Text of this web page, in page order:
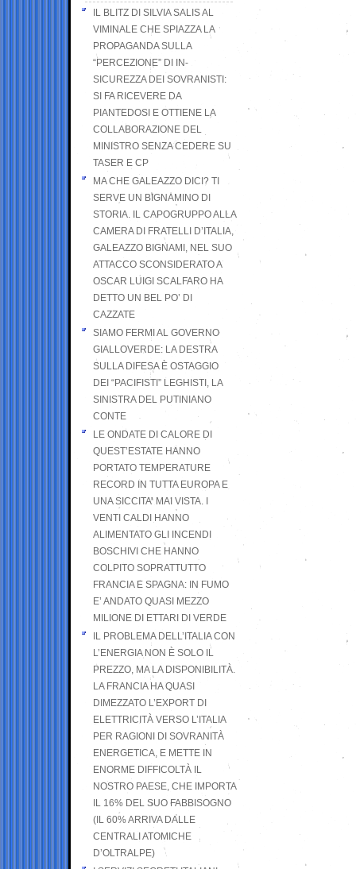
IL BLITZ DI SILVIA SALIS AL
VIMINALE CHE SPIAZZA LA
PROPAGANDA SULLA
“PERCEZIONE” DI IN-
SICUREZZA DEI SOVRANISTI:
SI FA RICEVERE DA
PIANTEDOSI E OTTIENE LA
COLLABORAZIONE DEL
MINISTRO SENZA CEDERE SU
TASER E CP
MA CHE GALEAZZO DICI? TI
SERVE UN BIGNAMINO DI
STORIA. IL CAPOGRUPPO ALLA
CAMERA DI FRATELLI D’ITALIA,
GALEAZZO BIGNAMI, NEL SUO
ATTACCO SCONSIDERATO A
OSCAR LUIGI SCALFARO HA
DETTO UN BEL PO’ DI
CAZZATE
SIAMO FERMI AL GOVERNO
GIALLOVERDE: LA DESTRA
SULLA DIFESA È OSTAGGIO
DEI “PACIFISTI” LEGHISTI, LA
SINISTRA DEL PUTINIANO
CONTE
LE ONDATE DI CALORE DI
QUEST’ESTATE HANNO
PORTATO TEMPERATURE
RECORD IN TUTTA EUROPA E
UNA SICCITA’ MAI VISTA. I
VENTI CALDI HANNO
ALIMENTATO GLI INCENDI
BOSCHIVI CHE HANNO
COLPITO SOPRATTUTTO
FRANCIA E SPAGNA: IN FUMO
E’ ANDATO QUASI MEZZO
MILIONE DI ETTARI DI VERDE
IL PROBLEMA DELL’ITALIA CON
L’ENERGIA NON È SOLO IL
PREZZO, MA LA DISPONIBILITÀ.
LA FRANCIA HA QUASI
DIMEZZATO L’EXPORT DI
ELETTRICITÀ VERSO L’ITALIA
PER RAGIONI DI SOVRANITÀ
ENERGETICA, E METTE IN
ENORME DIFFICOLTÀ IL
NOSTRO PAESE, CHE IMPORTA
IL 16% DEL SUO FABBISOGNO
(IL 60% ARRIVA DALLE
CENTRALI ATOMICHE
D’OLTRALPE)